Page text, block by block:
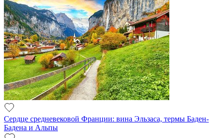
Сердце средневековой Франции: вина Эльзаса, термы Баден-
Бадена и Альпы